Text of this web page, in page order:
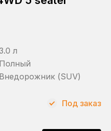
л
Полный
Внедорожник (SUV)
Под заказ